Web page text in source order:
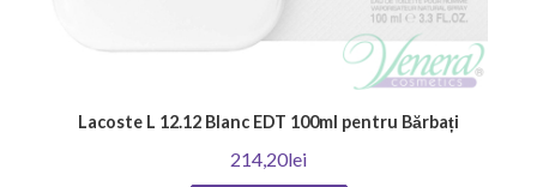
Lacoste L 12.12 Blanc EDT 100ml pentru Bărbați
214,20lei